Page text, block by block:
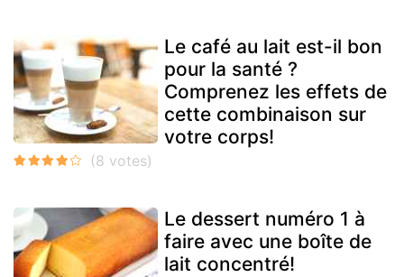
Le café au lait est-il bon
pour la santé ?
Comprenez les effets de
cette combinaison sur
votre corps!
Le dessert numéro 1 à
faire avec une boîte de
lait concentré!